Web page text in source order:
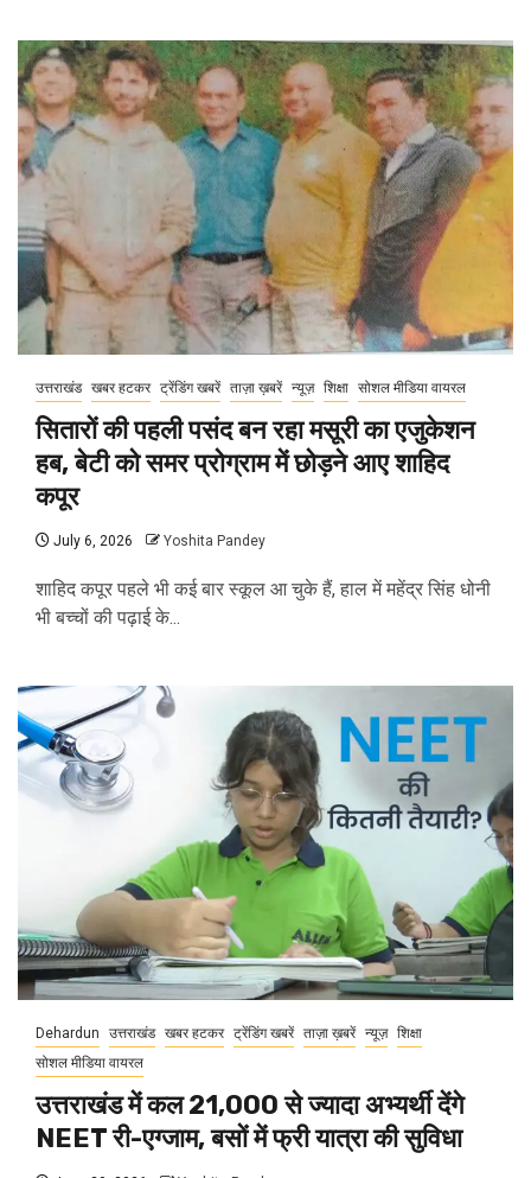
उत्तराखंड खबर हटकर ट्रेंडिंग खबरें ताज़ा ख़बरें न्यूज़ शिक्षा सोशल मीडिया वायरल
सितारों की पहली पसंद बन रहा मसूरी का एजुकेशन
हब, बेटी को समर प्रोग्राम में छोड़ने आए शाहिद
कपूर
July 6, 2026 Yoshita Pandey
शाहिद कपूर पहले भी कई बार स्कूल आ चुके हैं, हाल में महेंद्र सिंह धोनी
भी बच्चों की पढ़ाई के...
Dehardun उत्तराखंड खबर हटकर ट्रेंडिंग खबरें ताज़ा ख़बरें न्यूज़ शिक्षा
सोशल मीडिया वायरल
उत्तराखंड में कल 21,000 से ज्यादा अभ्यर्थी देंगे
NEET री-एग्जाम, बसों में फ्री यात्रा की सुविधा